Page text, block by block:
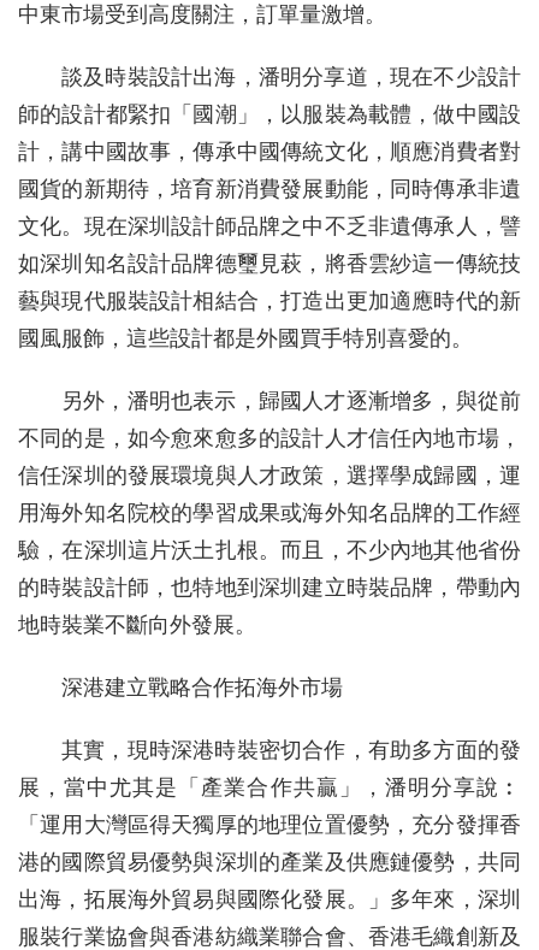
中東市場受到高度關注，訂單量激增。
談及時裝設計出海，潘明分享道，現在不少設計
師的設計都緊扣「國潮」，以服裝為載體，做中國設
計，講中國故事，傳承中國傳統文化，順應消費者對
國貨的新期待，培育新消費發展動能，同時傳承非遺
文化。現在深圳設計師品牌之中不乏非遺傳承人，譬
如深圳知名設計品牌德璽見萩，將香雲紗這一傳統技
藝與現代服裝設計相結合，打造出更加適應時代的新
國風服飾，這些設計都是外國買手特別喜愛的。
另外，潘明也表示，歸國人才逐漸增多，與從前
不同的是，如今愈來愈多的設計人才信任內地市場，
信任深圳的發展環境與人才政策，選擇學成歸國，運
用海外知名院校的學習成果或海外知名品牌的工作經
驗，在深圳這片沃土扎根。而且，不少內地其他省份
的時裝設計師，也特地到深圳建立時裝品牌，帶動內
地時裝業不斷向外發展。
深港建立戰略合作拓海外市場
其實，現時深港時裝密切合作，有助多方面的發
展，當中尤其是「產業合作共贏」，潘明分享說︰
「運用大灣區得天獨厚的地理位置優勢，充分發揮香
港的國際貿易優勢與深圳的產業及供應鏈優勢，共同
出海，拓展海外貿易與國際化發展。」多年來，深圳
服裝行業協會與香港紡織業聯合會、香港毛織創新及